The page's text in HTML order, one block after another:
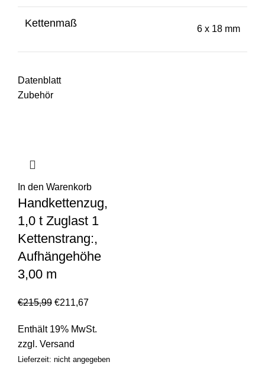
Kettenmaß 6 x 18 mm
Datenblatt
Zubehör
In den Warenkorb
Handkettenzug,
1,0 t Zuglast 1
Kettenstrang:,
Aufhängehöhe
3,00 m
€215,99 €211,67
Enthält 19% MwSt.
zzgl. Versand
Lieferzeit: nicht angegeben